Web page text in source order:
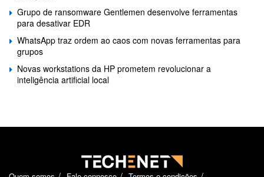
Grupo de ransomware Gentlemen desenvolve ferramentas
para desativar EDR
WhatsApp traz ordem ao caos com novas ferramentas para
grupos
Novas workstations da HP prometem revolucionar a
inteligência artificial local